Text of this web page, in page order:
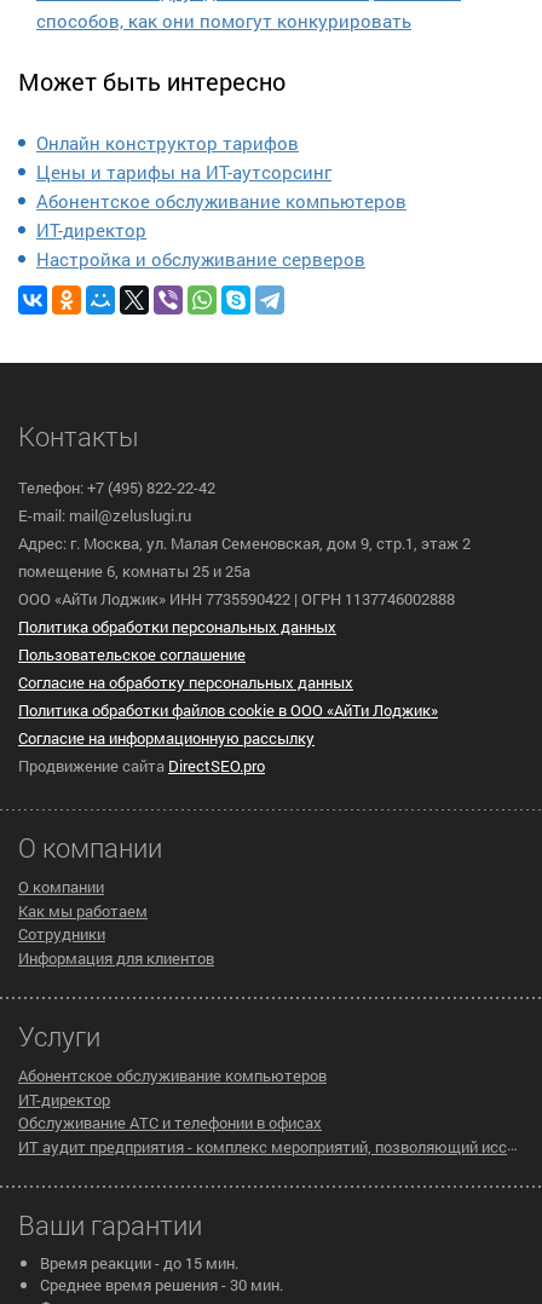
способов, как они помогут конкурировать
Может быть интересно
Онлайн конструктор тарифов
Цены и тарифы на ИТ-аутсорсинг
Абонентское обслуживание компьютеров
ИТ-директор
Настройка и обслуживание серверов
Контакты
Телефон: +7 (495) 822-22-42
E-mail: mail@zeluslugi.ru
Адрес: г. Москва, ул. Малая Семеновская, дом 9, стр.1, этаж 2
помещение 6, комнаты 25 и 25а
ООО «АйТи Лоджик» ИНН 7735590422 | ОГРН 1137746002888
Политика обработки персональных данных
Пользовательское cоглашение
Согласие на обработку персональных данных
Политика обработки файлов cookie в ООО «АйТи Лоджик»
Согласие на информационную рассылку
Продвижение сайта DirectSEO.pro
О компании
О компании
Как мы работаем
Сотрудники
Информация для клиентов
Услуги
Абонентское обслуживание компьютеров
ИТ-директор
Обслуживание АТС и телефонии в офисах
ИТ аудит предприятия - комплекс мероприятий, позволяющий исследовать существующую инфраструктуру компании на предмет эффективности ее работы
Ваши гарантии
Время реакции - до 15 мин.
Среднее время решения - 30 мин.